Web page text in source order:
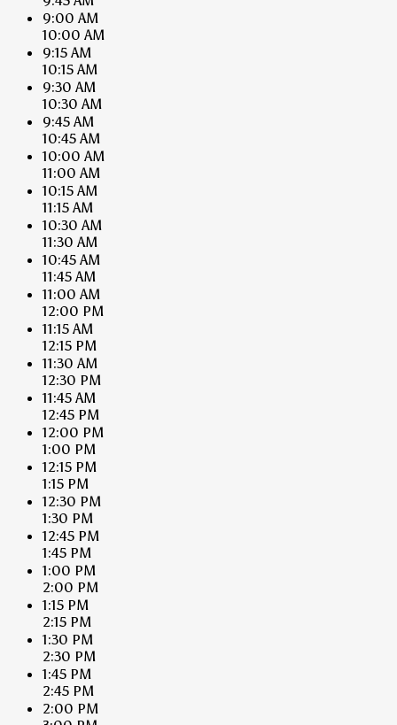
9:00 AM
10:00 AM
9:15 AM
10:15 AM
9:30 AM
10:30 AM
9:45 AM
10:45 AM
10:00 AM
11:00 AM
10:15 AM
11:15 AM
10:30 AM
11:30 AM
10:45 AM
11:45 AM
11:00 AM
12:00 PM
11:15 AM
12:15 PM
11:30 AM
12:30 PM
11:45 AM
12:45 PM
12:00 PM
1:00 PM
12:15 PM
1:15 PM
12:30 PM
1:30 PM
12:45 PM
1:45 PM
1:00 PM
2:00 PM
1:15 PM
2:15 PM
1:30 PM
2:30 PM
1:45 PM
2:45 PM
2:00 PM